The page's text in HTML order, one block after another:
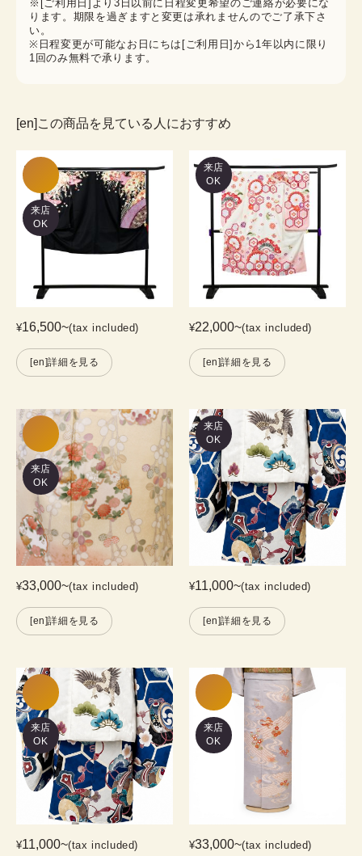
※[ご利用日]より3日以前に日程変更希望のご連絡が必要にな
ります。期限を過ぎますと変更は承れませんのでご了承下さ
い。
※日程変更が可能なお日にちは[ご利用日]から1年以内に限り
1回のみ無料で承ります。
[en]この商品を見ている人におすすめ
来店
OK
¥16,500~(tax included)
[en]詳細を見る
来店
OK
¥22,000~(tax included)
[en]詳細を見る
来店
OK
¥33,000~(tax included)
[en]詳細を見る
来店
OK
¥11,000~(tax included)
[en]詳細を見る
来店
OK
¥11,000~(tax included)
来店
OK
¥33,000~(tax included)